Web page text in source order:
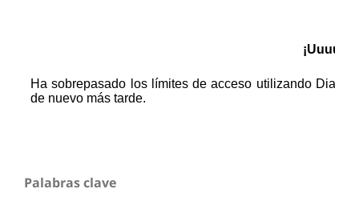
Palabras clave